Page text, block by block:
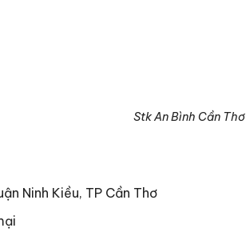
Stk An Bình Cần Thơ
Ninh Kiều, TP Cần Thơ